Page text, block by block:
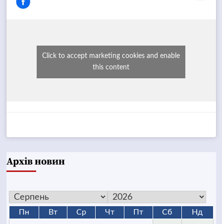
Click to accept marketing cookies and enable
this content
Архів новин
Пн Вт Ср Чт Пт Сб Нд